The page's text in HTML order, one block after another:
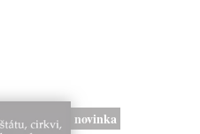
novinka